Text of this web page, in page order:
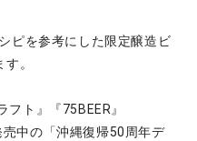
ピを参考にした限定醸造ビ
。
ト』『75BEER』
売中の「沖縄復帰50周年デ